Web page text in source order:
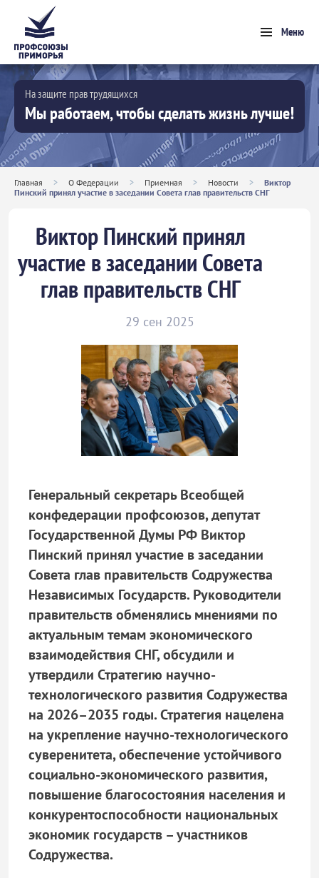
Меню
На защите прав трудящихся
Мы работаем, чтобы сделать жизнь лучше!
Главная > О Федерации > Приемная > Новости >
Виктор
Пинский принял участие в заседании Совета глав правительств СНГ
Виктор Пинский принял
участие в заседании Совета
глав правительств СНГ
29 сен 2025
Генеральный секретарь Всеобщей
конфедерации профсоюзов, депутат
Государственной Думы РФ Виктор
Пинский принял участие в заседании
Совета глав правительств Содружества
Независимых Государств. Руководители
правительств обменялись мнениями по
актуальным темам экономического
взаимодействия СНГ, обсудили и
утвердили Стратегию научно-
технологического развития Содружества
на 2026–2035 годы. Стратегия нацелена
на укрепление научно-технологического
суверенитета, обеспечение устойчивого
социально-экономического развития,
повышение благосостояния населения и
конкурентоспособности национальных
экономик государств – участников
Содружества.